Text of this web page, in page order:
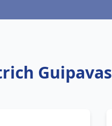
Guipavas